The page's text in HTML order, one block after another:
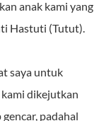
anak kami yang
Hastuti (Tutut).
saya untuk
kami dikejutkan
padahal